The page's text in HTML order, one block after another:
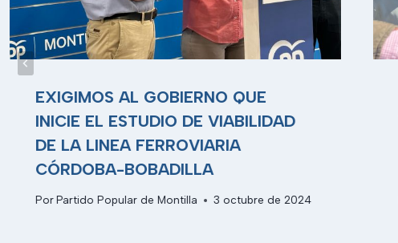
EXIGIMOS AL GOBIERNO QUE
INICIE EL ESTUDIO DE VIABILIDAD
DE LA LINEA FERROVIARIA
CÓRDOBA-BOBADILLA
PorPartido Popular de Montilla 3 octubre de 2024